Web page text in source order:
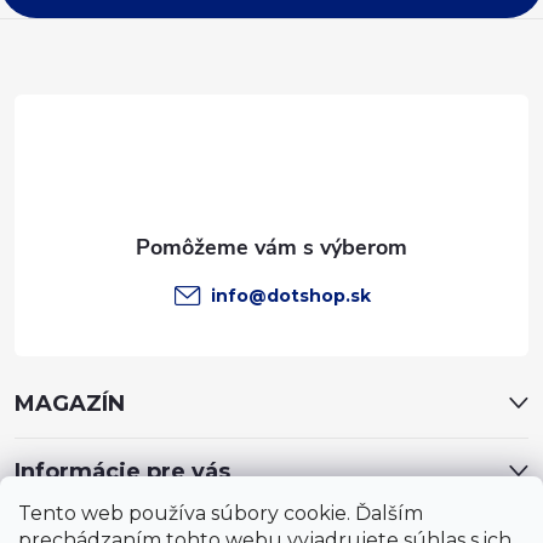
Tento web používa súbory cookie. Ďalším
info@dotshop.sk
MAGAZÍN
Informácie pre vás